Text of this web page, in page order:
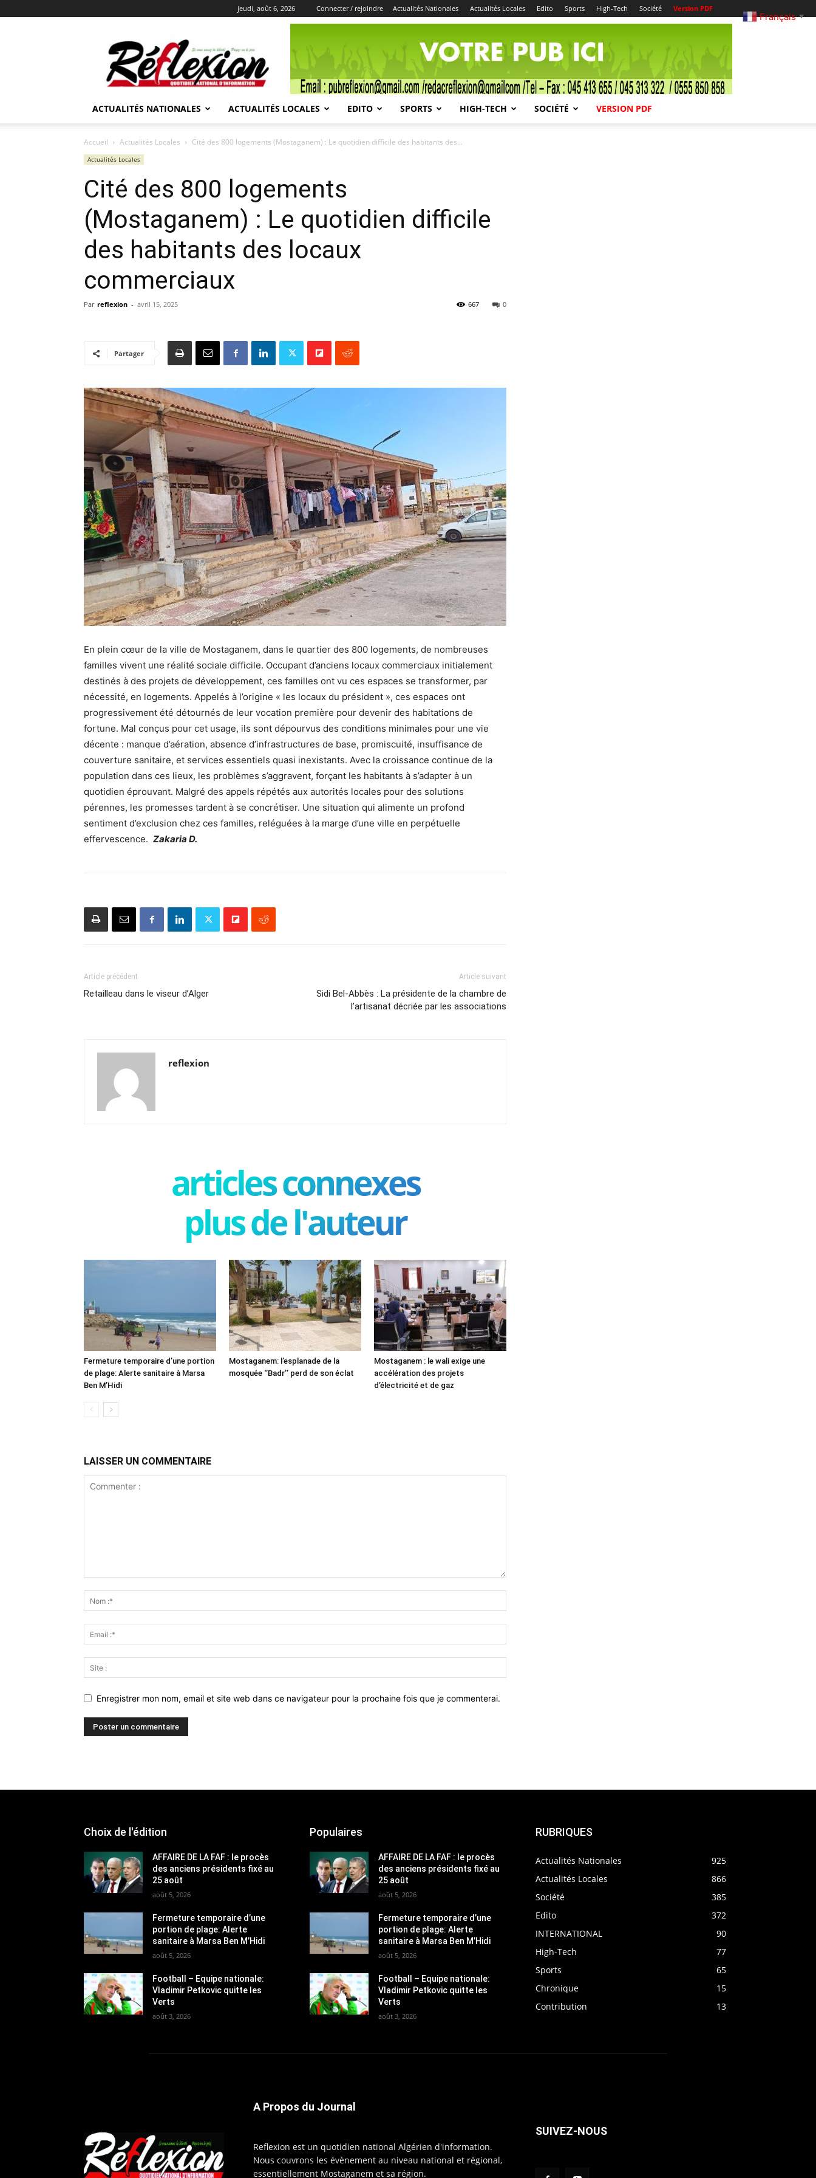
jeudi, août 6, 2026 Connecter / rejoindre Actualités Nationales Actualités Locales Edito Sports High-Tech Société Version PDF
REFLEXION
ACTUALITÉS NATIONALES ACTUALITÉS LOCALES EDITO SPORTS HIGH-TECH SOCIÉTÉ VERSION PDF
Accueil Actualités Locales Cité des 800 logements (Mostaganem) : Le quotidien difficile des habitants des...
Actualités Locales
Cité des 800 logements
(Mostaganem) : Le quotidien difficile
des habitants des locaux
commerciaux
Par reflexion - avril 15, 2025 0
667
Partager
En plein cœur de la ville de Mostaganem, dans le quartier des 800 logements, de nombreuses
familles vivent une réalité sociale difficile. Occupant d’anciens locaux commerciaux initialement
destinés à des projets de développement, ces familles ont vu ces espaces se transformer, par
nécessité, en logements. Appelés à l’origine « les locaux du président », ces espaces ont
progressivement été détournés de leur vocation première pour devenir des habitations de
fortune. Mal conçus pour cet usage, ils sont dépourvus des conditions minimales pour une vie
décente : manque d’aération, absence d’infrastructures de base, promiscuité, insuffisance de
couverture sanitaire, et services essentiels quasi inexistants. Avec la croissance continue de la
population dans ces lieux, les problèmes s’aggravent, forçant les habitants à s’adapter à un
quotidien éprouvant. Malgré des appels répétés aux autorités locales pour des solutions
pérennes, les promesses tardent à se concrétiser. Une situation qui alimente un profond
sentiment d’exclusion chez ces familles, reléguées à la marge d’une ville en perpétuelle
effervescence. Zakaria D.
Article précédent
Retailleau dans le viseur d’Alger
Article suivant
Sidi Bel-Abbès : La présidente de la chambre de
l’artisanat décriée par les associations
reflexion
articles connexes
plus de l'auteur
Fermeture temporaire d’une portion
de plage: Alerte sanitaire à Marsa
Ben M’Hidi
Mostaganem: l’esplanade de la
mosquée ‘’Badr’’ perd de son éclat
Mostaganem : le wali exige une
accélération des projets
d’électricité et de gaz
LAISSER UN COMMENTAIRE
Enregistrer mon nom, email et site web dans ce navigateur pour la prochaine fois que je commenterai.
Choix de l'édition
AFFAIRE DE LA FAF : le procès
des anciens présidents fixé au
25 août
août 5, 2026
Fermeture temporaire d’une
portion de plage: Alerte
sanitaire à Marsa Ben M’Hidi
août 5, 2026
Football – Equipe nationale:
Vladimir Petkovic quitte les
Verts
août 3, 2026
Populaires
AFFAIRE DE LA FAF : le procès
des anciens présidents fixé au
25 août
août 5, 2026
Fermeture temporaire d’une
portion de plage: Alerte
sanitaire à Marsa Ben M’Hidi
août 5, 2026
Football – Equipe nationale:
Vladimir Petkovic quitte les
Verts
août 3, 2026
RUBRIQUES
Actualités Nationales
925
Actualités Locales
866
Société
385
Edito
372
INTERNATIONAL
90
High-Tech
77
Sports
65
Chronique
15
Contribution
13
A Propos du Journal
Reflexion est un quotidien national Algérien d'information.
Nous couvrons les évènement au niveau national et régional,
essentiellement Mostaganem et sa région.
SUIVEZ-NOUS
Français ▼